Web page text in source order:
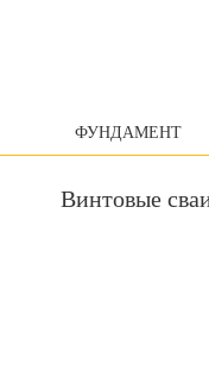
ФУНДАМЕНТ
Винтовые